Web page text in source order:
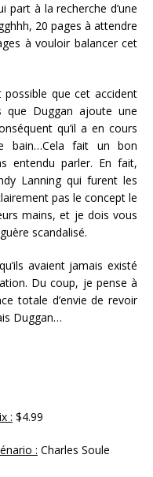
part à la recherche d’une
20 pages à attendre
à vouloir balancer cet
possible que cet accident
Duggan ajoute une
qu’il a en cours
bain…Cela fait un bon
entendu parler. En fait,
Lanning qui furent les
pas le concept le
mains, et je dois vous
scandalisé.
avaient jamais existé
Du coup, je pense à
totale d’envie de revoir
Duggan…
: $4.99
: Charles Soule